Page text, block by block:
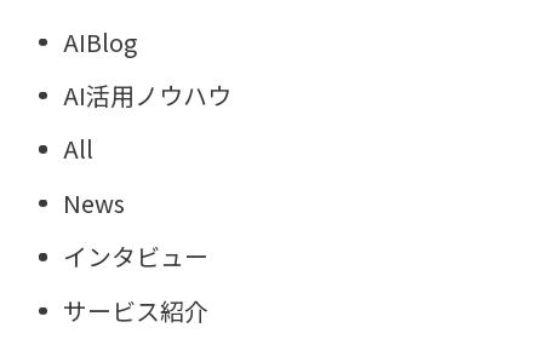
AIBlog
AI活用ノウハウ
All
News
インタビュー
サービス紹介